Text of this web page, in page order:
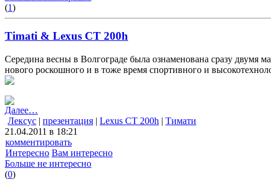
(1)
Timati & Lexus CT 200h
Середина весны в Волгограде была ознаменована сразу двумя
нового роскошного и в тоже время спортивного и
Далее…
Лексус | презентация | Lexus CT 200h | Тимати
21.04.2011 в 18:21
комментировать
Интересно Вам интересно
Больше не интересно
(0)